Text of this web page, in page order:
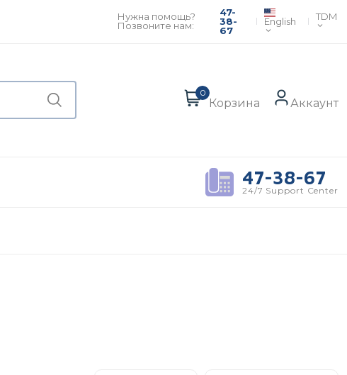
Нужна помощь?
Позвоните нам:
47-
38-
67
English TDM
0
Корзина Аккаунт
47-38-67
24/7 Support Center